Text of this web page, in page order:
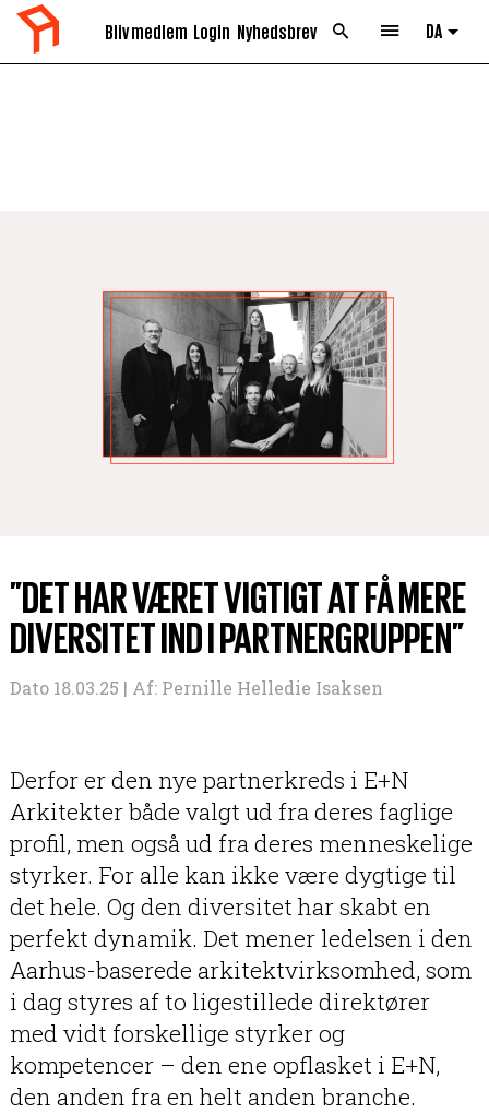
Bliv medlem Login Nyhedsbrev DA List
”DET HAR VÆRET VIGTIGT AT FÅ MERE
DIVERSITET IND I PARTNERGRUPPEN”
Dato 18.03.25 | Af: Pernille Helledie Isaksen
Derfor er den nye partnerkreds i E+N
Arkitekter både valgt ud fra deres faglige
profil, men også ud fra deres menneskelige
styrker. For alle kan ikke være dygtige til
det hele. Og den diversitet har skabt en
perfekt dynamik. Det mener ledelsen i den
Aarhus-baserede arkitektvirksomhed, som
i dag styres af to ligestillede direktører
med vidt forskellige styrker og
kompetencer – den ene opflasket i E+N,
den anden fra en helt anden branche.